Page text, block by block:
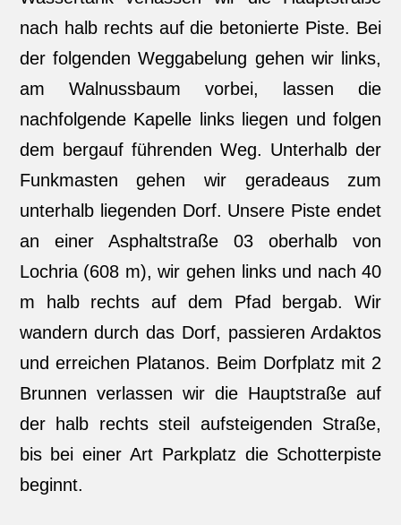
nach halb rechts auf die betonierte Piste. Bei
der folgenden Weggabelung gehen wir links,
am Walnussbaum vorbei, lassen die
nachfolgende Kapelle links liegen und folgen
dem bergauf führenden Weg. Unterhalb der
Funkmasten gehen wir geradeaus zum
unterhalb liegenden Dorf. Unsere Piste endet
an einer Asphaltstraße 03 oberhalb von
Lochria (608 m), wir gehen links und nach 40
m halb rechts auf dem Pfad bergab. Wir
wandern durch das Dorf, passieren Ardaktos
und erreichen Platanos. Beim Dorfplatz mit 2
Brunnen verlassen wir die Hauptstraße auf
der halb rechts steil aufsteigenden Straße,
bis bei einer Art Parkplatz die Schotterpiste
beginnt.